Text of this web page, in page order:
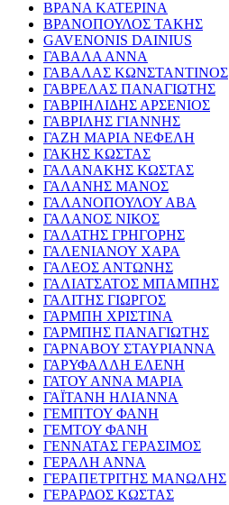
ΒΡΑΝΑ ΚΑΤΕΡΙΝΑ
ΒΡΑΝΟΠΟΥΛΟΣ ΤΑΚΗΣ
GAVENONIS DAINIUS
ΓΑΒΑΛΑ ΑΝΝΑ
ΓΑΒΑΛΑΣ ΚΩΝΣΤΑΝΤΙΝΟΣ
ΓΑΒΡΕΛΑΣ ΠΑΝΑΓΙΩΤΗΣ
ΓΑΒΡΙΗΛΙΔΗΣ ΑΡΣΕΝΙΟΣ
ΓΑΒΡΙΛΗΣ ΓΙΑΝΝΗΣ
ΓΑΖΗ ΜΑΡΙΑ ΝΕΦΕΛΗ
ΓΑΚΗΣ ΚΩΣΤΑΣ
ΓΑΛΑΝΑΚΗΣ ΚΩΣΤΑΣ
ΓΑΛΑΝΗΣ ΜΑΝΟΣ
ΓΑΛΑΝΟΠΟΥΛΟΥ ΑΒΑ
ΓΑΛΑΝΟΣ ΝΙΚΟΣ
ΓΑΛΑΤΗΣ ΓΡΗΓΟΡΗΣ
ΓΑΛΕΝΙΑΝΟΥ ΧΑΡΑ
ΓΑΛΕΟΣ ΑΝΤΩΝΗΣ
ΓΑΛΙΑΤΣΑΤΟΣ ΜΠΑΜΠΗΣ
ΓΑΛΙΤΗΣ ΓΙΩΡΓΟΣ
ΓΑΡΜΠΗ ΧΡΙΣΤΙΝΑ
ΓΑΡΜΠΗΣ ΠΑΝΑΓΙΩΤΗΣ
ΓΑΡΝΑΒΟΥ ΣΤΑΥΡΙΑΝΝΑ
ΓΑΡΥΦΑΛΛΗ ΕΛΕΝΗ
ΓΑΤΟΥ ΑΝΝΑ ΜΑΡΙΑ
ΓΑΪΤΑΝΗ ΗΛΙΑΝΝΑ
ΓΕΜΠΤΟΥ ΦΑΝΗ
ΓΕΜΤΟΥ ΦΑΝΗ
ΓΕΝΝΑΤΑΣ ΓΕΡΑΣΙΜΟΣ
ΓΕΡΑΛΗ ΑΝΝΑ
ΓΕΡΑΠΕΤΡΙΤΗΣ ΜΑΝΩΛΗΣ
ΓΕΡΑΡΔΟΣ ΚΩΣΤΑΣ